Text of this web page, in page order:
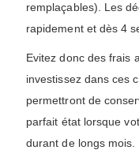
remplaçables). Les
rapidement et dès 4
Evitez donc des frais
investissez dans ces
permettront de
parfait état lorsque
durant de longs